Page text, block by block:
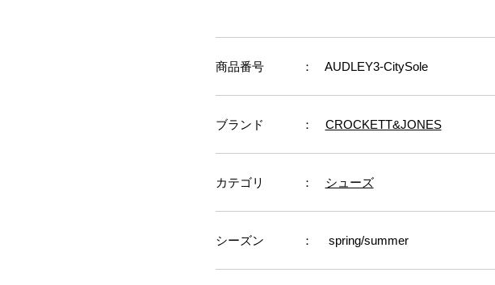
商品番号 ： AUDLEY3-CitySole
ブランド ： CROCKETT&JONES
カテゴリ ： シューズ
シーズン ： spring/summer